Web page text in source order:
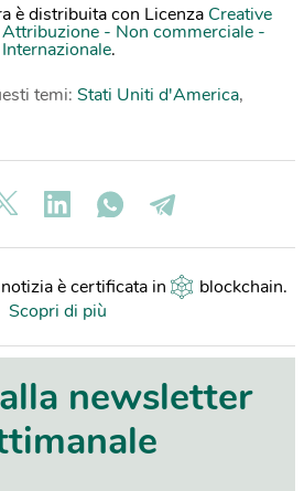
è distribuita con Licenza Creative
- Non commerciale -
.
temi: Stati Uniti d'America,
è certificata in blockchain.
Scopri di più
newsletter